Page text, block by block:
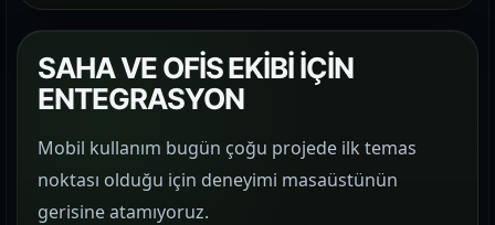
SAHA VE OFİS EKİBİ İÇİN
ENTEGRASYON
Mobil kullanım bugün çoğu projede ilk temas
noktası olduğu için deneyimi masaüstünün
gerisine atamıyoruz.